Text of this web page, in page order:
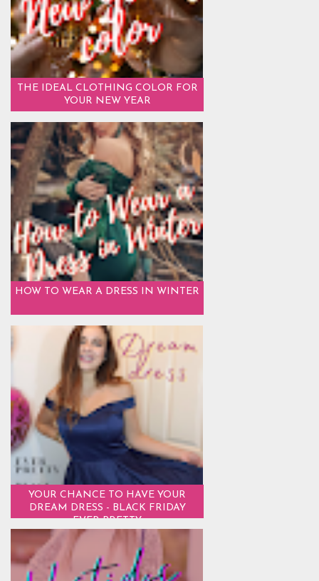
THE IDEAL CLOTHING COLOR FOR
YOUR NEW YEAR
HOW TO WEAR A DRESS IN WINTER
YOUR CHANCE TO HAVE YOUR
DREAM DRESS - BLACK FRIDAY
EVER PRETTY